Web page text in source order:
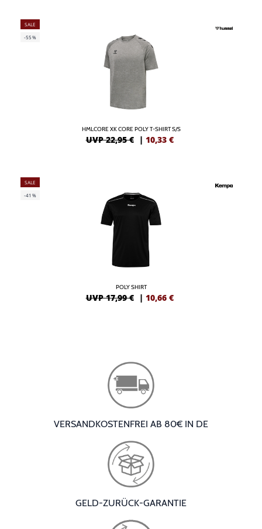
SALE
-55%
HMLCORE XK CORE POLY T-SHIRT S/S
UVP 22,95 € | 10,33 €
SALE
-41%
POLY SHIRT
UVP 17,99 € | 10,66 €
VERSANDKOSTENFREI AB 80€ IN DE
GELD-ZURÜCK-GARANTIE